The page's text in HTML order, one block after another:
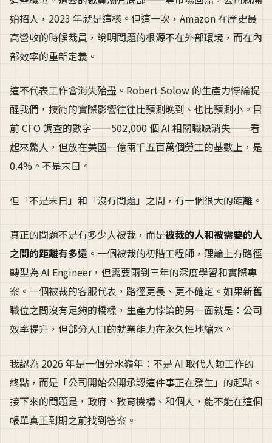
始招人，2023 年就是這樣。但這一次，Amazon 在歷史最
高營收的時候裁員，說明問題的根源不在外部環境，而在內
部效率的重新定義。
這不代表工作會消失殆盡。Robert Solow 的生產力悖論提
醒我們，技術的實際影響往往比預測晚到、也比預測小。目
前 CFO 調查的數字——502,000 個 AI 相關職缺消失——看
起來驚人，但放在美國一億兩千五百萬個勞工的基數上，是
0.4%。不是末日。
但「不是末日」和「沒有問題」之間，有一個很大的距離。
真正的問題不是有多少人被裁，而是被裁的人和被需要的人
之間的距離有多遠 。一個被裁的初階工程師，理論上有路徑
轉型為 AI Engineer，但需要兩到三年的深度學習和實際專
案。一個被裁的客服代表，路徑更長、更不確定。如果新舊
職位之間沒有足夠的橋樑，生產力悖論的另一面就是：公司
效率提升，但部分人口的就業能力在永久性地縮水。
我認為 2026 年是一個分水嶺年：不是 AI 取代人類工作的
終點，而是「公司開始公開承認這件事正在發生」的起點。
接下來的問題是，政府、教育機構、和個人，能不能在這個
帳單真正到期之前找到答案。